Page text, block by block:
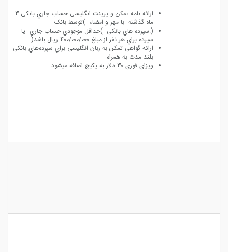
اراﺋﻪ ﻧﺎﻣﻪ ﺗﻤﮑﻦ و ﭘﺮﯾﻨﺖ اﻧﮕﻠﯿﺴﯽ ﺣﺴﺎب ﺟﺎري ﺑﺎﻧﮑﯽ 3
ﻣﺎه ﮔﺬﺷﺘﻪ ﺑﺎ ﻣﻬﺮ و اﻣﻀﺎء )ﺗﻮﺳﻂ ﺑﺎﻧﮏ
(.ﺳﭙﺮده ﻫﺎي ﺑﺎﻧﮑﯽ )ﺣﺪاﻗﻞ ﻣﻮﺟﻮدي ﺣﺴﺎب ﺟﺎري ﯾﺎ
ﺳﭙﺮده ﺑﺮاي ﻫﺮ ﻧﻔﺮ از ﻣﺒﻠﻎ 400/000/000 رﯾﺎل ﺑﺎﺷﺪ(.
اراﺋﻪ ﮔﻮاﻫﯽ ﺗﻤﮑﻦ ﺑﻪ زﺑﺎن اﻧﮕﻠﯿﺴﯽ ﺑﺮاي ﺳﭙﺮدهﻫﺎي ﺑﺎﻧﮑﯽ
ﺑﻠﻨﺪ ﻣﺪت ﺑﻪ ﻫﻤﺮاه
ویزای فوری 30 دلار به پکیج اضافه میشود